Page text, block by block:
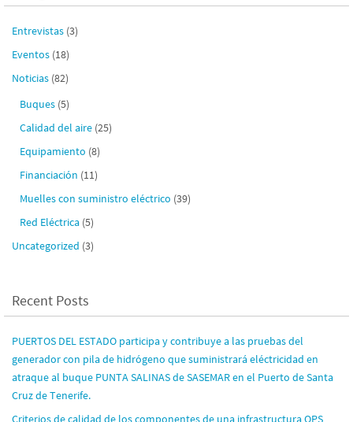
Entrevistas (3)
Eventos (18)
Noticias (82)
Buques (5)
Calidad del aire (25)
Equipamiento (8)
Financiación (11)
Muelles con suministro eléctrico (39)
Red Eléctrica (5)
Uncategorized (3)
Recent Posts
PUERTOS DEL ESTADO participa y contribuye a las pruebas del
generador con pila de hidrógeno que suministrará eléctricidad en
atraque al buque PUNTA SALINAS de SASEMAR en el Puerto de Santa
Cruz de Tenerife.
Criterios de calidad de los componentes de una infrastructura OPS